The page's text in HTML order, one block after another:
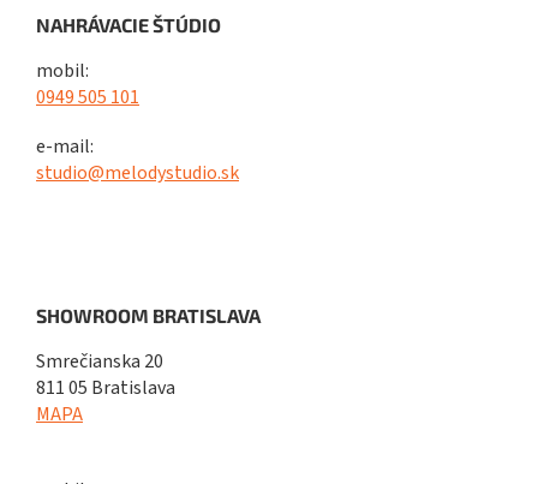
NAHRÁVACIE ŠTÚDIO
mobil:
0949 505 101
e-mail:
studio@melodystudio.sk
SHOWROOM BRATISLAVA
Smrečianska 20
811 05 Bratislava
MAPA